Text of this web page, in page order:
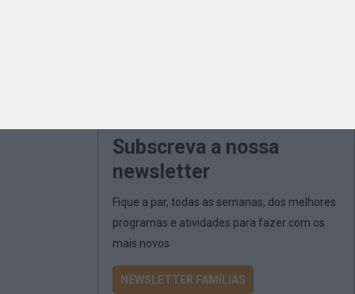
Subscreva a nossa
newsletter
Fique a par, todas as semanas, dos melhores
programas e atividades para fazer com os
mais novos
NEWSLETTER FAMÍLIAS